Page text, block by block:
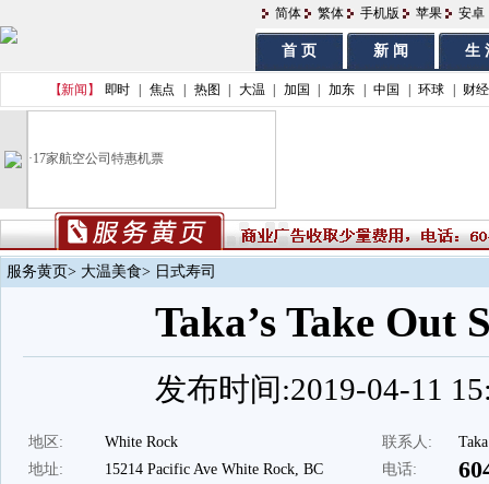
简体 繁体 手机版 苹果 安卓
首 页 新 闻 生
【新闻】 即时 焦点 热图 大温 加国 加东 中国 环球 财经
·17家航空公司特惠机票
服务黄页> 大温美食> 日式寿司
Taka’s Take Out
发布时间:2019-04-11
地区:
White Rock
地址:
15214 Pacific Ave White Rock, BC
联系人:
电话: